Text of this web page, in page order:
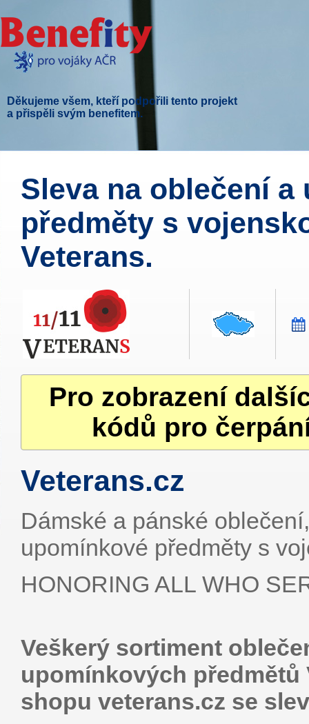
Děkujeme všem, kteří podpořili tento projekt
a přispěli svým benefitem.
Sleva na oblečení a
předměty s
Veterans.
Pro zobrazení
kódů pro
Veterans.cz
Dámské a pánské
upomínkové předměty s
HONORING ALL WHO
Veškerý sortiment
upomínkových předmětů
shopu veterans.cz se